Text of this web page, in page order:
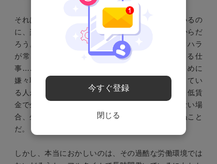
それは、「自分はこんなに辛い思いをして働いているの
に、楽をしていてせこい！」という気持ちがあるからだ
ろう。低賃金で長時間労働の仕事、パワハラやセクハラ
が常態化している仕事、軽んじられて見下される仕
事……やりたくないのに、生活のため、家族のために
嫌々職場に向かう人からすると、働かずに生活できてい
る人が恨めしく思えるのも理解できる。ましてや、低賃
金で生活保護費と変わらない収入しか得られていない場
合、生活保護受給者を恨めしく思うのも無理からぬこと
だ。
しかし、本当におかしいのは、その過酷な労働環境では
今すぐ登録
閉じる